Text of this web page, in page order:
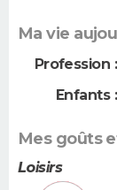
Ma vie
Profession :
Enfants :
Mes goûts
Loisirs